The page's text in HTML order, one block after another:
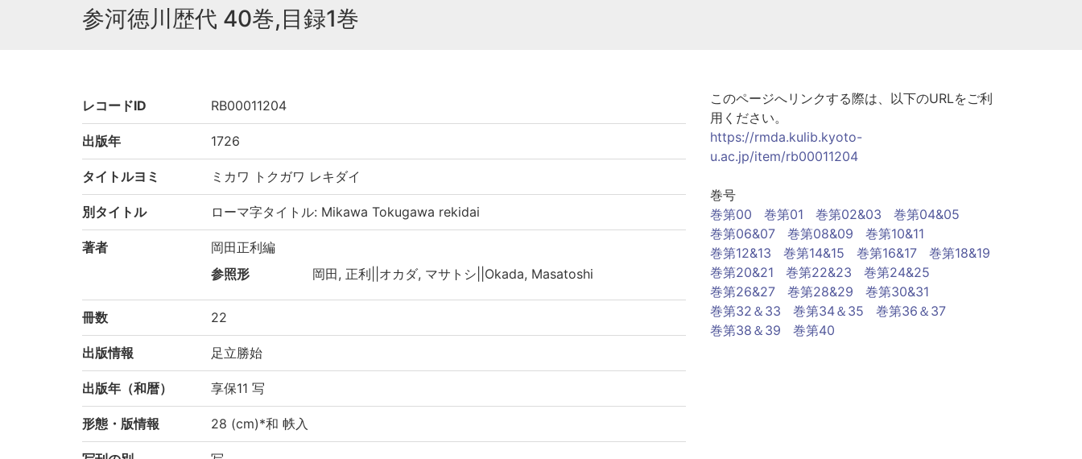
参河徳川歴代 40巻,目録1巻
レコードID RB00011204
出版年 1726
タイトルヨミ ミカワ トクガワ レキダイ
別タイトル ローマ字タイトル: Mikawa Tokugawa rekidai
著者
岡田正利編
参照形
岡田, 正利||オカダ, マサトシ||Okada, Masatoshi
冊数 22
出版情報 足立勝始
出版年（和暦） 享保11 写
形態・版情報 28 (cm)*和 帙入
このページへリンクする際は、以下のURLをご利
用ください。
https://rmda.kulib.kyoto-
u.ac.jp/item/rb00011204
巻号
巻第00
巻第01 巻第02&03
巻第04&05
巻第06&07
巻第08&09
巻第10&11
巻第12&13
巻第14&15 巻第16&17
巻第18&19
巻第20&21
巻第22&23
巻第24&25
巻第26&27
巻第28&29
巻第30&31
巻第32＆33
巻第34＆35
巻第36＆37
巻第38＆39
巻第40